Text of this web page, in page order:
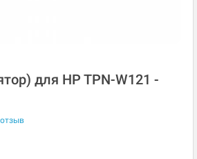
для HP TPN-W121 -